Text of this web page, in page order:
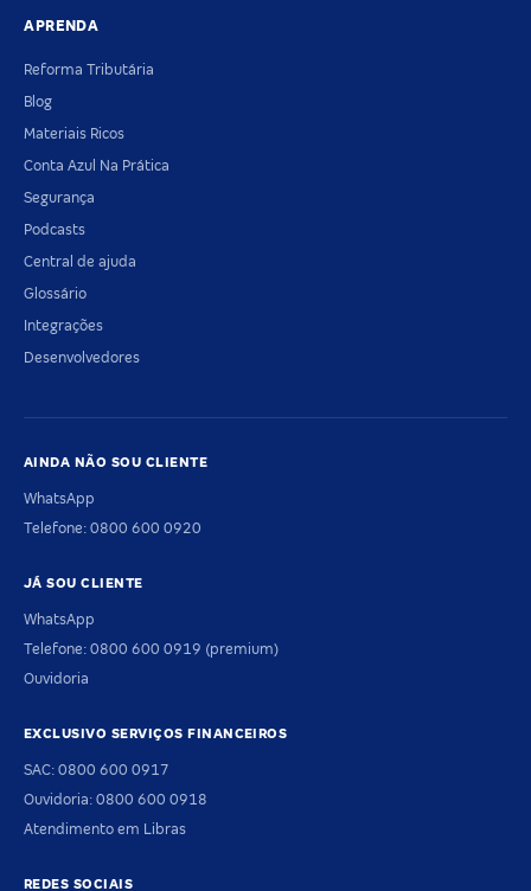
APRENDA
Reforma Tributária
Blog
Materiais Ricos
Conta Azul Na Prática
Segurança
Podcasts
Central de ajuda
Glossário
Integrações
Desenvolvedores
AINDA NÃO SOU CLIENTE
WhatsApp
Telefone: 0800 600 0920
JÁ SOU CLIENTE
WhatsApp
Telefone: 0800 600 0919 (premium)
Ouvidoria
EXCLUSIVO SERVIÇOS FINANCEIROS
SAC: 0800 600 0917
Ouvidoria: 0800 600 0918
Atendimento em Libras
REDES SOCIAIS